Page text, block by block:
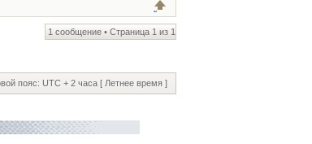
1 сообщение • Страница 1 из 1
пояс: UTC + 2 часа [ Летнее время ]